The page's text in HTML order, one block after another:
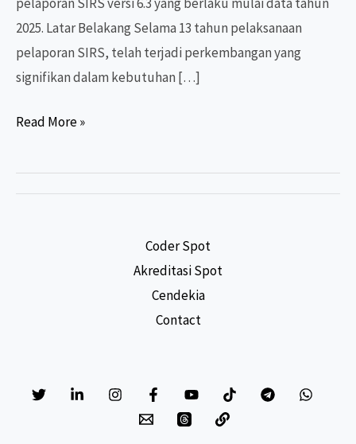
2025. Latar Belakang Selama 13 tahun pelaksanaan
pelaporan SIRS, telah terjadi perkembangan yang
signifikan dalam kebutuhan […]
SIRS
6.3:
Menyongsong
Read More »
Coder Spot
Akreditasi Spot
Cendekia
Contact